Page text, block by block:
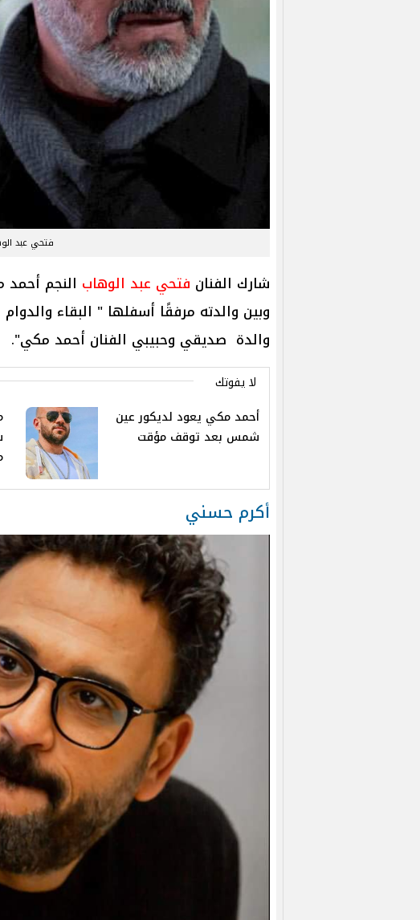
فتحي عبد
شارك الفنان فتحي عبد الوهاب النجم
وبين والدته مرفقًا أسفلها " البقاء
والدة صديقي وحبيبي الفنان أحمد مكي".
لا يفوتك
أحمد مكي يعود لديكور عين
شمس بعد توقف مؤقت
أكرم حسني